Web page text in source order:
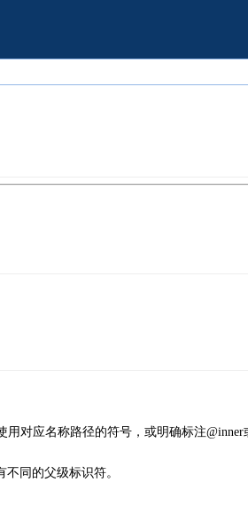
对应名称路径的符号，或明确标注@inner
同的父级标识符。